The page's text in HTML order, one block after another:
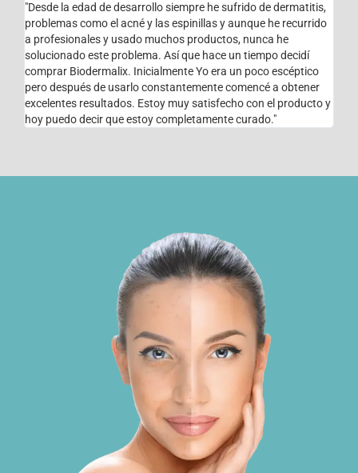
"Desde la edad de desarrollo siempre he sufrido de dermatitis,
problemas como el acné y las espinillas y aunque he recurrido
a profesionales y usado muchos productos, nunca he
solucionado este problema. Así que hace un tiempo decidí
comprar Biodermalix. Inicialmente Yo era un poco escéptico
pero después de usarlo constantemente comencé a obtener
excelentes resultados. Estoy muy satisfecho con el producto y
hoy puedo decir que estoy completamente curado."